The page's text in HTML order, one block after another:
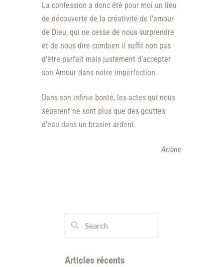
La confession a donc été pour moi un lieu
de découverte de la créativité de l’amour
de Dieu, qui ne cesse de nous surprendre
et de nous dire combien il suffit non pas
d’être parfait mais justement d’accepter
son Amour dans notre imperfection.
Dans son infinie bonté, les actes qui nous
séparent ne sont plus que des gouttes
d’eau dans un brasier ardent.
Ariane
Articles récents